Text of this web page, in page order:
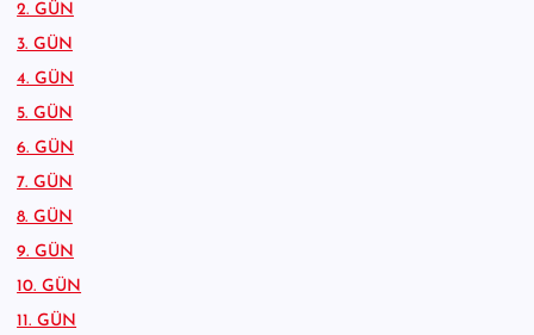
2. GÜN
3. GÜN
4. GÜN
5. GÜN
6. GÜN
7. GÜN
8. GÜN
9. GÜN
10. GÜN
11. GÜN